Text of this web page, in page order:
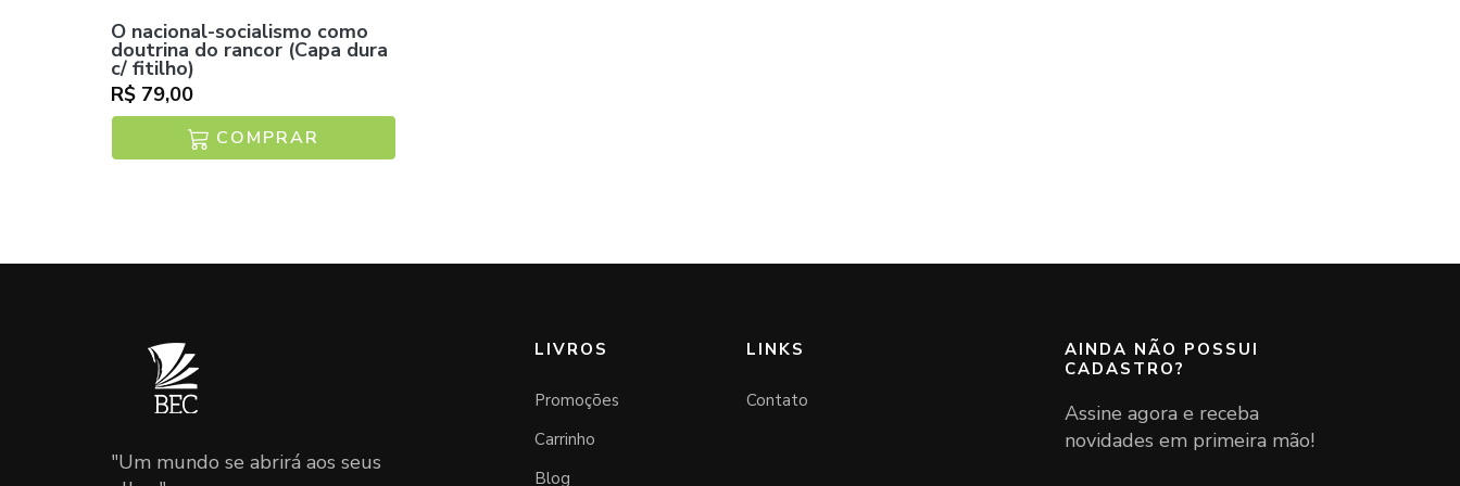
O nacional-socialismo como
doutrina do rancor (Capa dura
c/ fitilho)
R$ 79,00
COMPRAR
"Um mundo se abrirá aos seus
LIVROS
Promoções
Carrinho
Blog
LINKS
Contato
AINDA NÃO POSSUI
CADASTRO?
Assine agora e receba
novidades em primeira mão!